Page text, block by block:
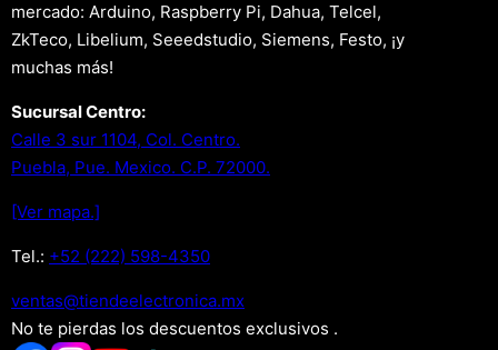
mercado: Arduino, Raspberry Pi, Dahua, Telcel,
ZkTeco, Libelium, Seeedstudio, Siemens, Festo, ¡y
muchas más!
Sucursal Centro:
Calle 3 sur 1104, Col. Centro.
Puebla, Pue. Mexico. C.P. 72000.
[Ver mapa.]
Tel.: +52 (222) 598-4350
xm.acinortceleedneit@satnev
No te pierdas los descuentos exclusivos .